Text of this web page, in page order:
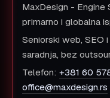
MaxDesign - Engine
primarno i globalna
Seniorski web, SEO
saradnja, bez
Telefon: +381 60
office@maxdesign.rs